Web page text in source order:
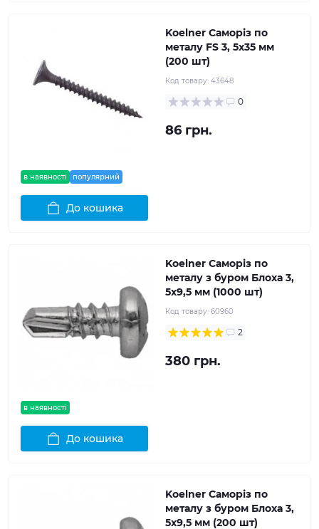
в наявності популярний
Koelner Саморіз по
металу FS 3, 5x35 мм
(200 шт)
Код товару: 43648
0
86 грн.
До кошика
в наявності
Koelner Саморіз по
металу з буром Блоха 3,
5x9,5 мм (1000 шт)
Код товару: 60960
2
380 грн.
До кошика
Koelner Саморіз по
металу з буром Блоха 3,
5x9,5 мм (200 шт)